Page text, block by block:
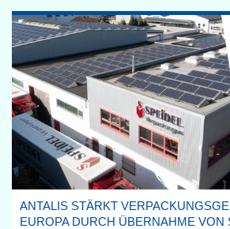
ANTALIS STÄRKT
EUROPA DURCH ÜBERNAHME VON